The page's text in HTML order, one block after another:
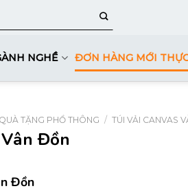
NGHỀ ĐƠN HÀNG MỚI
QUÀ TẶNG PHỔ THÔNG / TÚI VẢI CANVAS
Đồn
Đồn